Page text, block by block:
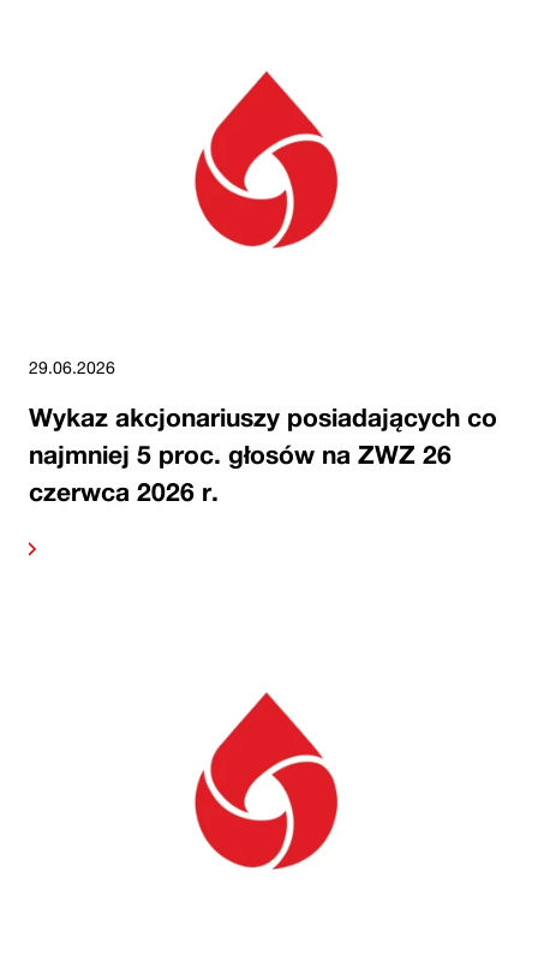
29.06.2026
Wykaz akcjonariuszy posiadających co
najmniej 5 proc. głosów na ZWZ 26
czerwca 2026 r.